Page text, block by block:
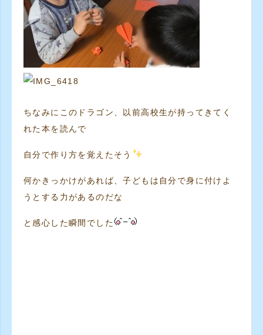
ちなみにこのドラゴン、以前高校生が持ってきてく
れた本を読んで
自分で作り方を覚えたそう
何かきっかけがあれば、子どもは自分で身に付けよ
うとする力があるのだな
と感心した瞬間でした